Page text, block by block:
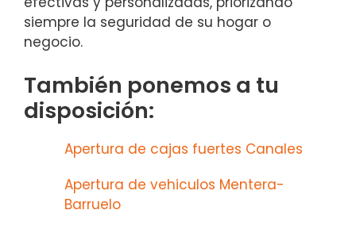
siempre la seguridad de su hogar o
negocio.
También ponemos a tu
disposición:
Apertura de cajas fuertes Canales
Apertura de vehiculos Mentera-
Barruelo